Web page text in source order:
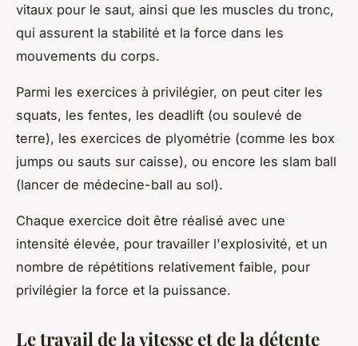
vitaux pour le saut, ainsi que les muscles du tronc,
qui assurent la stabilité et la force dans les
mouvements du corps.
Parmi les exercices à privilégier, on peut citer les
squats, les fentes, les deadlift (ou soulevé de
terre), les exercices de plyométrie (comme les box
jumps ou sauts sur caisse), ou encore les slam ball
(lancer de médecine-ball au sol).
Chaque exercice doit être réalisé avec une
intensité élevée, pour travailler l'explosivité, et un
nombre de répétitions relativement faible, pour
privilégier la force et la puissance.
Le travail de la vitesse et de la détente